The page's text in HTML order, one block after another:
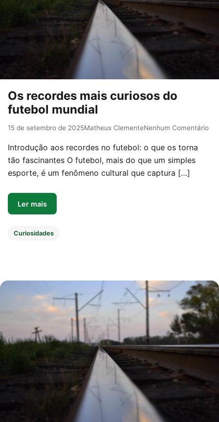
Os recordes mais curiosos do
futebol mundial
15 de setembro de 2025Matheus ClementeNenhum Comentário
Introdução aos recordes no futebol: o que os torna
tão fascinantes O futebol, mais do que um simples
esporte, é um fenômeno cultural que captura […]
Ler mais
Curiosidades